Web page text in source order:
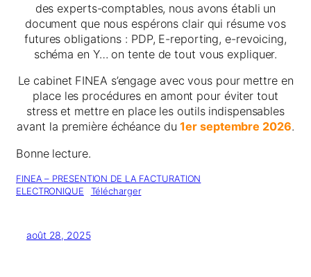
des experts-comptables, nous avons établi un
document que nous espérons clair qui résume vos
futures obligations : PDP, E-reporting, e-revoicing,
schéma en Y… on tente de tout vous expliquer.
Le cabinet FINEA s’engage avec vous pour mettre en
place les procédures en amont pour éviter tout
stress et mettre en place les outils indispensables
avant la première échéance du1er septembre 2026.
Bonne lecture.
FINEA – PRESENTION DE LA FACTURATION
ELECTRONIQUE
Télécharger
août 28, 2025